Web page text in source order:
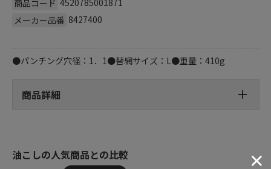
商品コード
メーカー品番 8427400
●パンチング穴径：1．1●替網サイズ：L●重量：410g
商品詳細
油こしの人気商品との比較